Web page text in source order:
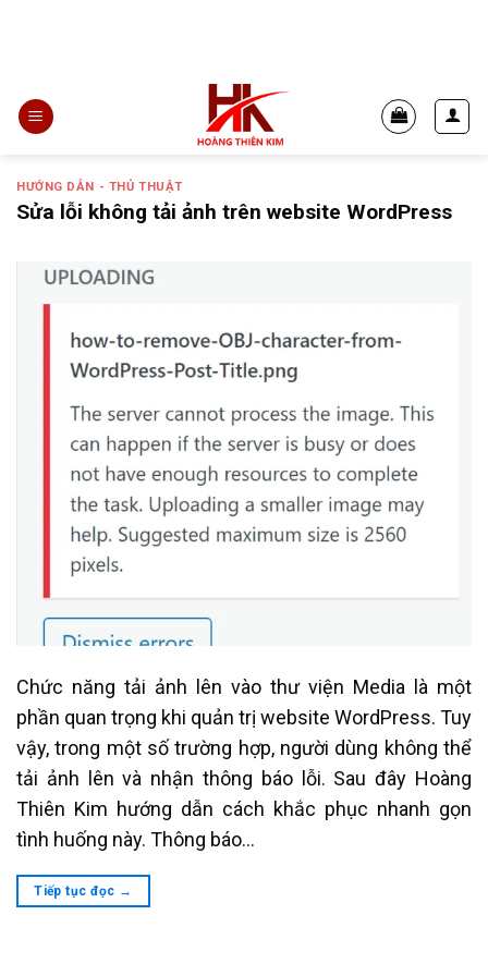
dung
HƯỚNG DẪN - THỦ THUẬT
Sửa lỗi không tải ảnh trên website WordPress
Chức năng tải ảnh lên vào thư viện Media là một
phần quan trọng khi quản trị website WordPress. Tuy
vậy, trong một số trường hợp, người dùng không thể
tải ảnh lên và nhận thông báo lỗi. Sau đây Hoàng
Thiên Kim hướng dẫn cách khắc phục nhanh gọn
tình huống này. Thông báo…
Tiếp tục đọc →